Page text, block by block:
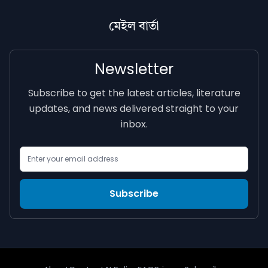
মেইল বাৰ্তা
Newsletter
Subscribe to get the latest articles, literature
updates, and news delivered straight to your
inbox.
Subscribe